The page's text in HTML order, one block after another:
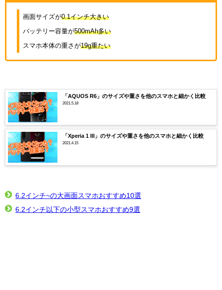
画面サイズが0.1インチ大きい
バッテリー容量が500mAh多い
スマホ本体の重さが19g重たい
「AQUOS R6」のサイズや重さを他のスマホと細かく比較
2021.5.18
「Xperia 1 III」のサイズや重さを他のスマホと細かく比較
2021.4.15
6.2インチ~の大画面スマホおすすめ10選
6.2インチ以下の小型スマホおすすめ9選